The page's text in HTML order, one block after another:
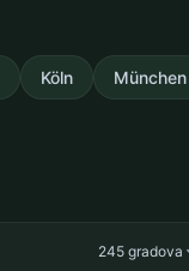
Köln München
245 gradova